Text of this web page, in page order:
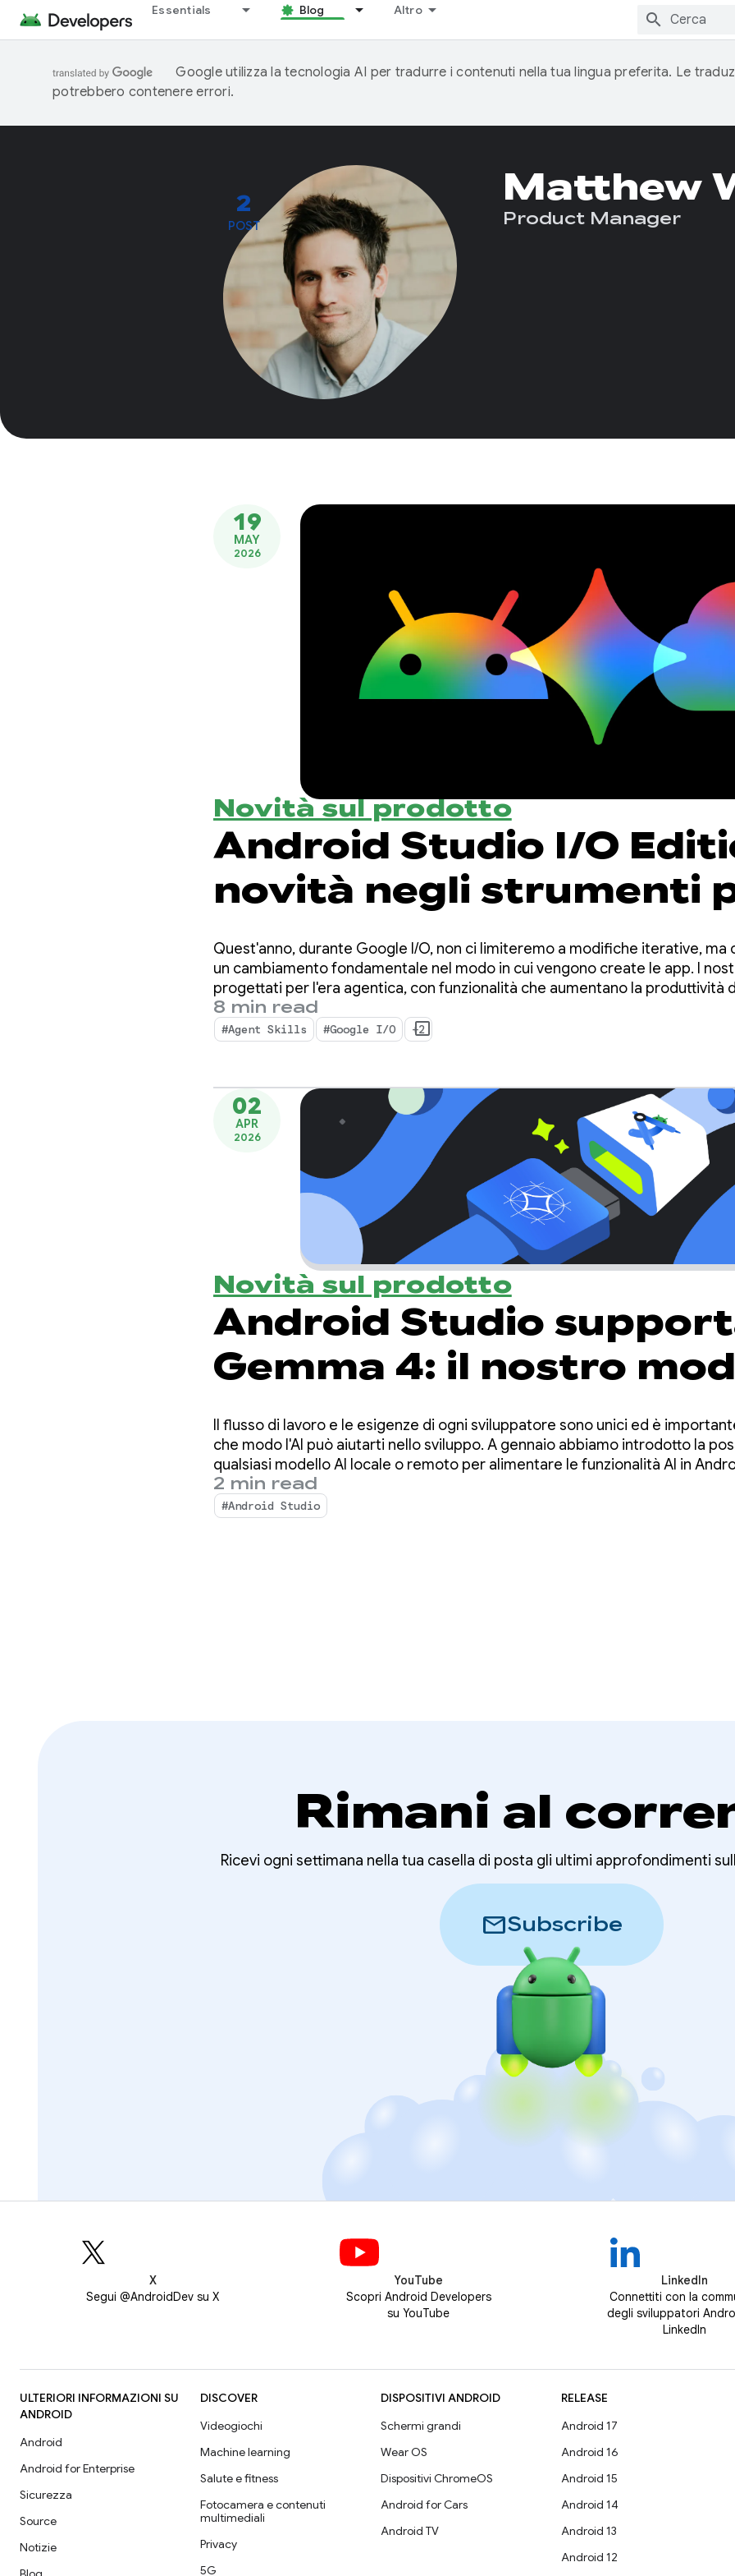
Essentials Blog Altro
Google utilizza la tecnologia AI per tradurre i contenuti nella tua lingua preferita. Le
potrebbero contenere errori.
2
POST
Matthew
Product Manager
19
MAY
2026
Novità sul prodotto
Android Studio I/O
novità negli strumenti
sviluppatori Android
Quest'anno, durante Google I/O, non ci limiteremo a modifiche iterative,
un cambiamento fondamentale nel modo in cui vengono create le app. I
progettati per l'era agentica, con funzionalità che aumentano la produttività
Android e potenziano gli agenti AI che implementano nel codebase.
8 min read
#Agent Skills #Google I/O +2
02
APR
2026
Novità sul prodotto
Android Studio
Gemma 4: il nostro
locale più potente per
codifica agentica
Il flusso di lavoro e le esigenze di ogni sviluppatore sono unici ed è
che modo l'AI può aiutarti nello sviluppo. A gennaio abbiamo introdotto la
qualsiasi modello AI locale o remoto per alimentare le funzionalità AI in
2 min read
#Android Studio
Rimani al
Ricevi ogni settimana nella tua casella di posta gli ultimi approfondimenti
mailSubscribe
X
Segui @AndroidDev su X
YouTube
Scopri Android Developers
su YouTube
LinkedIn
Connettiti con la
degli sviluppatori
LinkedIn
ULTERIORI INFORMAZIONI SU
ANDROID
Android
Android for Enterprise
Sicurezza
Source
Notizie
DISCOVER
Videogiochi
Machine learning
Salute e fitness
Fotocamera e contenuti
multimediali
Privacy
5G
DISPOSITIVI ANDROID
Schermi grandi
Wear OS
Dispositivi ChromeOS
Android for Cars
Android TV
RELEASE
Android 17
Android 16
Android 15
Android 14
Android 13
Android 12